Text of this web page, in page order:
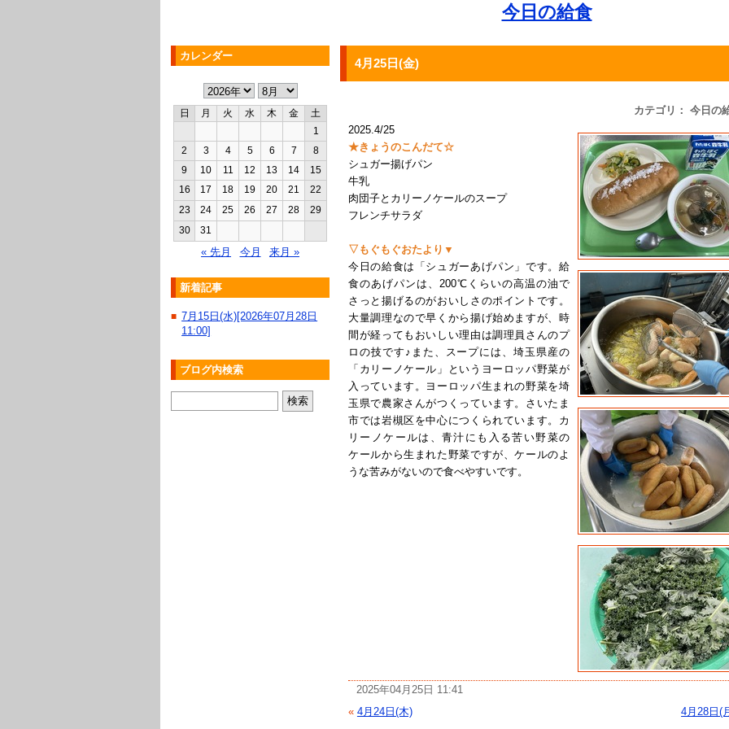
今日の給食
4月25日(金)
カテゴリ： 今日の
2025.4/25
★きょうのこんだて☆
シュガー揚げパン
牛乳
肉団子とカリーノケールのスープ
フレンチサラダ
▽もぐもぐおたより▼
今日の給食は「シュガーあげパン」です。給
食のあげパンは、200℃くらいの高温の油で
さっと揚げるのがおいしさのポイントです。
大量調理なので早くから揚げ始めますが、時
間が経ってもおいしい理由は調理員さんのプ
ロの技です♪また、スープには、埼玉県産の
「カリーノケール」というヨーロッパ野菜が
入っています。ヨーロッパ生まれの野菜を埼
玉県で農家さんがつくっています。さいたま
市では岩槻区を中心につくられています。カ
リーノケールは、青汁にも入る苦い野菜の
ケールから生まれた野菜ですが、ケールのよ
うな苦みがないので食べやすいです。
2025年04月25日 11:41
« 4月24日(木) 4月28日(
カレンダー
日 月 火 水 木 金
土
1
2
3 4 5 6 7
8
9
10 11 12 13 14
15
16
17 18 19 20 21
22
23
24 25 26 27 28
29
30
31
« 先月 今月 来月 »
新着記事
■ 7月15日(水)[2026年07月28日
11:00]
ブログ内検索